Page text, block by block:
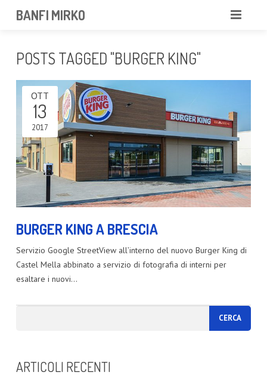
BANFI MIRKO
PROFESSIONISTA
PORTFOLIO
SERVIZI
NEWS
POSTS TAGGED "BURGER KING"
BURGER KING A BRESCIA
OTT
13
2017
Servizio Google StreetView all’interno del nuovo Burger King di
Castel Mella abbinato a servizio di fotografia di interni per
esaltare i nuovi…
ARTICOLI RECENTI